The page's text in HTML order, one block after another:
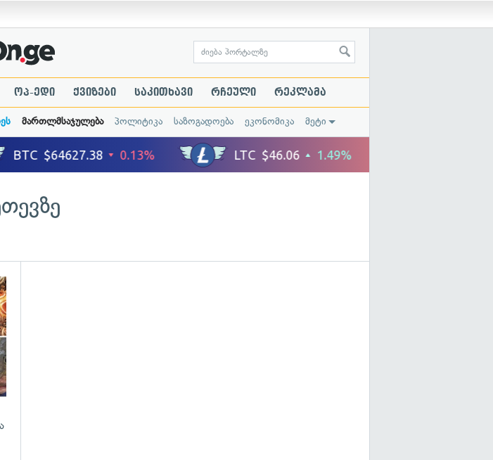
ოპ-ედი ქვიზები საკითხავი რჩეული რეკლამა
მართლმსაჯულება პოლიტიკა საზოგადოება ეკონომიკა მეტი